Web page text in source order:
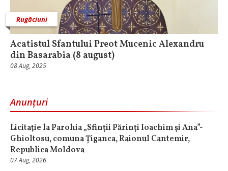
Rugăciuni
Acatistul Sfantului Preot Mucenic Alexandru
din Basarabia (8 august)
08 Aug, 2025
Anunțuri
Licitaţie la Parohia „Sfinții Părinți Ioachim și Ana”-
Ghioltosu, comuna Țiganca, Raionul Cantemir,
Republica Moldova
07 Aug, 2026